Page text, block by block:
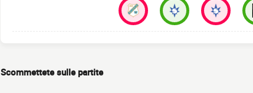
Scommettete sulle partite